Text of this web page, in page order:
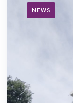
NEWS